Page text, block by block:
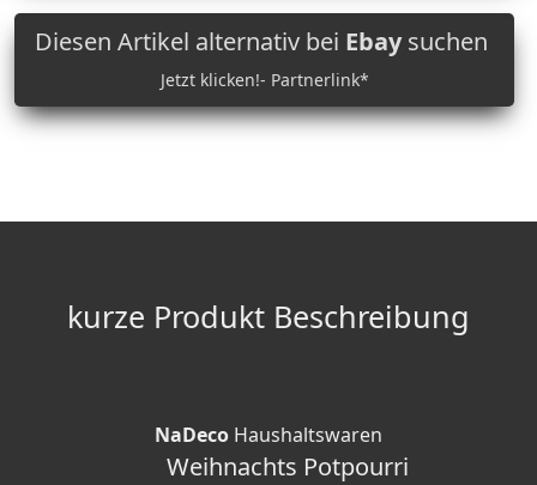
Diesen Artikel alternativ bei Ebaysuchen
Jetzt klicken!- Partnerlink*
kurze Produkt Beschreibung
NaDeco Haushaltswaren
Weihnachts Potpourri